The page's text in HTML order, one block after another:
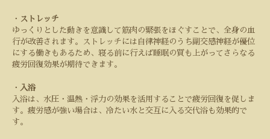
・
ストレッチ
ゆっくりとした動きを意識して筋肉の緊張をほぐすことで、全身の血
行が改善されます。ストレッチには自律神経のうち副交感神経が優位
にする働きもあるため、寝る前に行えば睡眠の質も上がってさらなる
疲労回復効果が期待できます。
・ 入浴
入浴は、水圧・温熱・浮力の効果を活用することで疲労回復を促しま
す。疲労感が強い場合は、冷たい水と交互に入る交代浴も効果的で
す。